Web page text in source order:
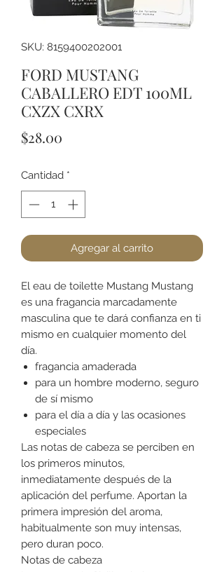
SKU: 8159400202001
FORD MUSTANG
CABALLERO EDT 100ML
CXZX CXRX
$28.00
Cantidad *
Agregar al carrito
El eau de toilette Mustang Mustang
es una fragancia marcadamente
masculina que te dará confianza en ti
mismo en cualquier momento del
día.
fragancia amaderada
para un hombre moderno, seguro
de sí mismo
para el día a día y las ocasiones
especiales
Las notas de cabeza se perciben en
los primeros minutos,
inmediatamente después de la
aplicación del perfume. Aportan la
primera impresión del aroma,
habitualmente son muy intensas,
pero duran poco.
Notas de cabeza